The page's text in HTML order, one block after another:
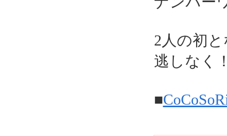
2人の初
逃しなく
■